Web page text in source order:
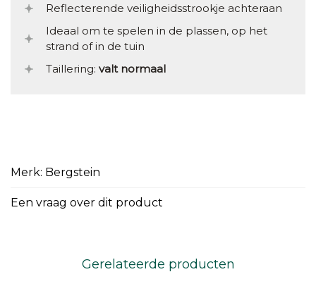
Reflecterende veiligheidsstrookje achteraan
Ideaal om te spelen in de plassen, op het
strand of in de tuin
Taillering: valt normaal
Merk: Bergstein
Een vraag over dit product
Gerelateerde producten